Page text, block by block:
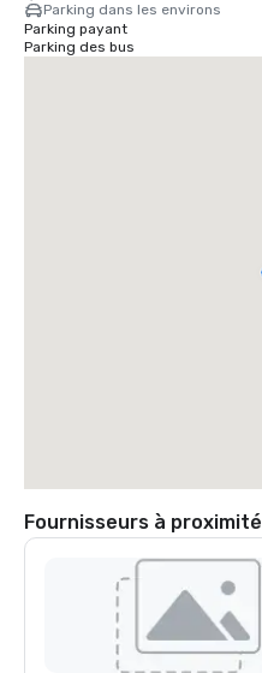
Parking dans les environs
Parking payant
Parking des bus
Fournisseurs à proximité